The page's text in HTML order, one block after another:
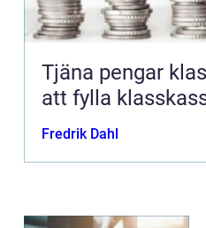
Tjäna pengar klass smarta
att fylla
Fredrik Dahl